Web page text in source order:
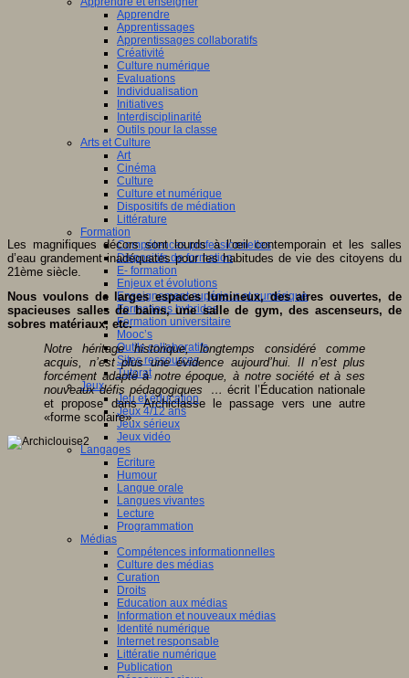
Apprendre
Apprentissages
Apprentissages collaboratifs
Créativité
Culture numérique
Evaluations
Individualisation
Initiatives
Interdisciplinarité
Outils pour la classe
Arts et Culture
Art
Cinéma
Culture
Culture et numérique
Dispositifs de médiation
Littérature
Formation
Compétences professionnelles
Dispositifs de formation
E- formation
Enjeux et évolutions
Enseignement supérieur et numérique
Formations hybrides
Formation universitaire
Mooc’s
Outils collaboratifs
Sites ressources
Tutorat
Jeux
Jeu et éducation
Jeux 4/12 ans
Jeux sérieux
Jeux vidéo
Langages
Ecriture
Humour
Langue orale
Langues vivantes
Lecture
Programmation
Médias
Compétences informationnelles
Culture des médias
Curation
Droits
Education aux médias
Information et nouveaux médias
Identité numérique
Internet responsable
Littératie numérique
Publication
Les magnifiques décors sont lourds à l’œil contemporain et les salles
d’eau grandement inadéquates pour les habitudes de vie des citoyens du
21ème siècle.
Nous voulons de larges espaces lumineux, des aires ouvertes, de
spacieuses salles de bains, une salle de gym, des ascenseurs, de
sobres matériaux, etc.
Notre héritage historique, longtemps considéré comme
acquis, n’est plus une évidence aujourd’hui. Il n’est plus
forcément adapté à notre époque, à notre société et à ses
nouveaux défis pédagogiques …écrit l’Éducation nationale
et propose dans Archiclasse le passage vers une autre
«forme scolaire».